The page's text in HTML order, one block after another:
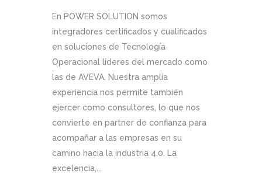
En POWER SOLUTION somos
integradores certificados y cualificados
en soluciones de Tecnología
Operacional líderes del mercado como
las de AVEVA. Nuestra amplia
experiencia nos permite también
ejercer como consultores, lo que nos
convierte en partner de confianza para
acompañar a las empresas en su
camino hacia la industria 4.0. La
excelencia,...